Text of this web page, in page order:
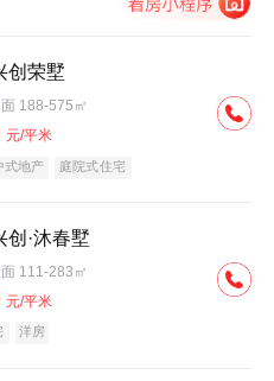
创荣墅
188-575㎡
元/平米
式地产 庭院式住宅
创·沐春墅
111-283㎡
元/平米
洋房